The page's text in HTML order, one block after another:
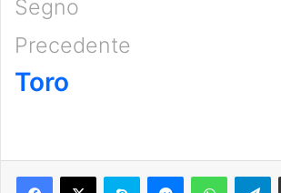
Segno
Precedente
Toro